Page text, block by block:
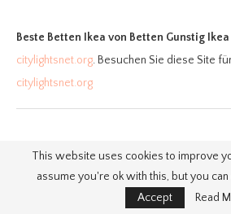
Beste Betten Ikea von Betten Gunstig
citylightsnet.org. Besuchen Sie diese Site
citylightsnet.org
11. Ikea Bett Noresund
House Und Dekor
This website uses cookies to improve
assume you're ok with this, but you
Accept
Read